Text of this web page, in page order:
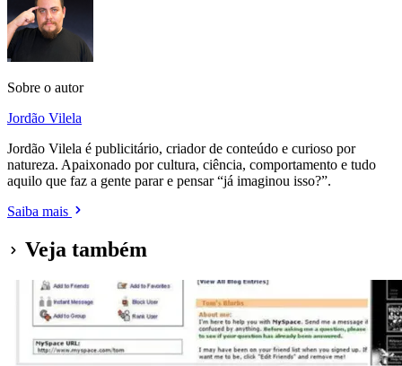
Sobre o autor
Jordão Vilela
Jordão Vilela é publicitário, criador de conteúdo e curioso por
natureza. Apaixonado por cultura, ciência, comportamento e tudo
aquilo que faz a gente parar e pensar “já imaginou isso?”.
Saiba mais
Veja também